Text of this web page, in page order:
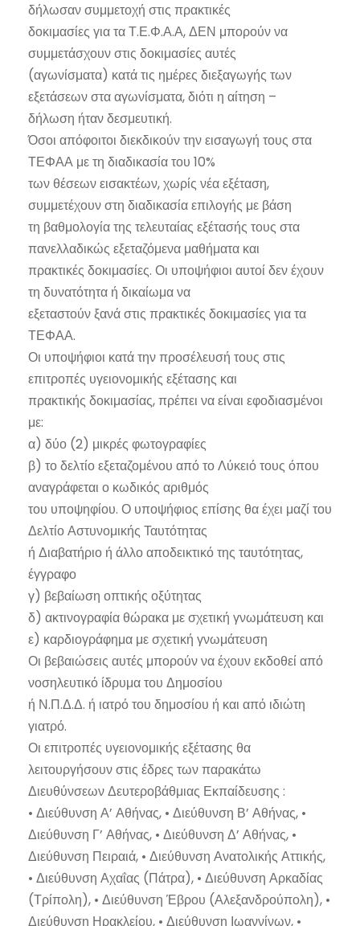
δήλωσαν συμμετοχή στις πρακτικές
δοκιμασίες για τα Τ.Ε.Φ.Α.Α, ΔΕΝ μπορούν να
συμμετάσχουν στις δοκιμασίες αυτές
(αγωνίσματα) κατά τις ημέρες διεξαγωγής των
εξετάσεων στα αγωνίσματα, διότι η αίτηση –
δήλωση ήταν δεσμευτική.
Όσοι απόφοιτοι διεκδικούν την εισαγωγή τους στα
ΤΕΦΑΑ με τη διαδικασία του 10%
των θέσεων εισακτέων, χωρίς νέα εξέταση,
συμμετέχουν στη διαδικασία επιλογής με βάση
τη βαθμολογία της τελευταίας εξέτασής τους στα
πανελλαδικώς εξεταζόμενα μαθήματα και
πρακτικές δοκιμασίες. Οι υποψήφιοι αυτοί δεν έχουν
τη δυνατότητα ή δικαίωμα να
εξεταστούν ξανά στις πρακτικές δοκιμασίες για τα
ΤΕΦΑΑ.
Οι υποψήφιοι κατά την προσέλευσή τους στις
επιτροπές υγειονομικής εξέτασης και
πρακτικής δοκιμασίας, πρέπει να είναι εφοδιασμένοι
με:
α) δύο (2) μικρές φωτογραφίες
β) το δελτίο εξεταζομένου από το Λύκειό τους όπου
αναγράφεται ο κωδικός αριθμός
του υποψηφίου. Ο υποψήφιος επίσης θα έχει μαζί του
Δελτίο Αστυνομικής Ταυτότητας
ή Διαβατήριο ή άλλο αποδεικτικό της ταυτότητας,
έγγραφο
γ) βεβαίωση οπτικής οξύτητας
δ) ακτινογραφία θώρακα με σχετική γνωμάτευση και
ε) καρδιογράφημα με σχετική γνωμάτευση
Οι βεβαιώσεις αυτές μπορούν να έχουν εκδοθεί από
νοσηλευτικό ίδρυμα του Δημοσίου
ή Ν.Π.Δ.Δ. ή ιατρό του δημοσίου ή και από ιδιώτη
γιατρό.
Οι επιτροπές υγειονομικής εξέτασης θα
λειτουργήσουν στις έδρες των παρακάτω
Διευθύνσεων Δευτεροβάθμιας Εκπαίδευσης :
• Διεύθυνση Α’ Αθήνας, • Διεύθυνση Β’ Αθήνας, •
Διεύθυνση Γ’ Αθήνας, • Διεύθυνση Δ’ Αθήνας, •
Διεύθυνση Πειραιά, • Διεύθυνση Ανατολικής Αττικής,
• Διεύθυνση Αχαΐας (Πάτρα), • Διεύθυνση Αρκαδίας
(Τρίπολη), • Διεύθυνση Έβρου (Αλεξανδρούπολη), •
Διεύθυνση Ηρακλείου, • Διεύθυνση Ιωαννίνων, •